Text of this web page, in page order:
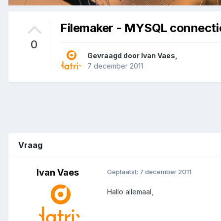
0
Filemaker - MYSQL
Gevraagd door Ivan Vaes
7 december 2011
Vraag
Ivan Vaes Geplaatst: 7 december 2011
Hallo allemaal,